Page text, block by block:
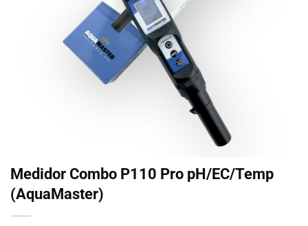
Medidor Combo P110 Pro pH/EC/Temp
(AquaMaster)